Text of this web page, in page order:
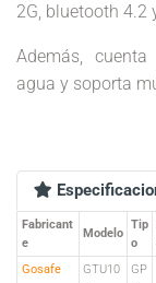
2G, bluetooth 4.2
Además,
agua y soporta
Fabricant
e
Modelo
Tip
o
Gosafe
GTU10
GP